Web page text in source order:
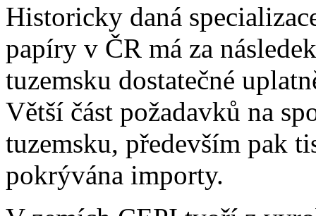
Historicky daná
papíry v ČR má za
tuzemsku dostatečné
Větší část požadavků na
tuzemsku, především pak
pokrývána importy.